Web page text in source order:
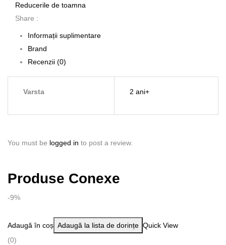
3
x
4
Reducerile de toamna
Share :
Informații suplimentare
Brand
Recenzii (0)
Varsta 2 ani+
You must be logged in to post a review.
Produse Conexe
-9%
Adaugă în coș Adaugă la lista de dorințe Quick View
(0)